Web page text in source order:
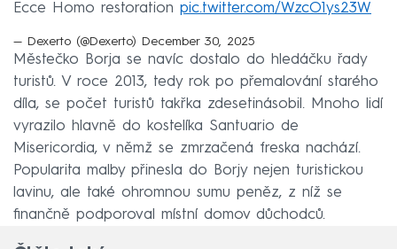
Ecce Homo restoration pic.twitter.com/WzcO1ys23W
— Dexerto (@Dexerto) December 30, 2025
Městečko Borja se navíc dostalo do hledáčku řady
turistů. V roce 2013, tedy rok po přemalování starého
díla, se počet turistů takřka zdesetinásobil. Mnoho lidí
vyrazilo hlavně do kostelíka Santuario de
Misericordia, v němž se zmrzačená freska nachází.
Popularita malby přinesla do Borjy nejen turistickou
lavinu, ale také ohromnou sumu peněz, z níž se
finančně podporoval místní domov důchodců.